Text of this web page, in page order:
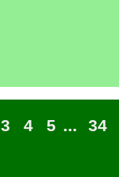
3 4 5 ...
34